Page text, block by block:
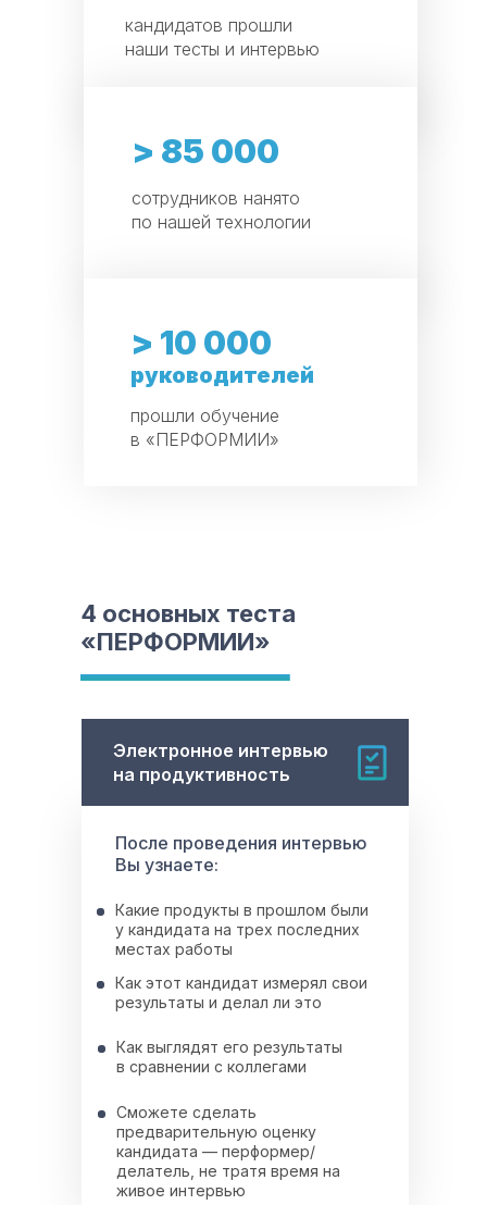
кандидатов прошли
наши тесты и интервью
прошли обучение
в «ПЕРФОРМИИ»
руководителей
> 10 000
> 85 000
сотрудников нанято
по нашей технологии
4 основных теста
«ПЕРФОРМИИ»
Электронное интервью
на продуктивность
После проведения интервью
Вы узнаете:
Какие продукты в прошлом были
у кандидата на трех последних
местах работы
Как этот кандидат измерял свои
результаты и делал ли это
Как выглядят его результаты
в сравнении с коллегами
Сможете сделать
предварительную оценку
кандидата — перформер/
делатель, не тратя время на
живое интервью